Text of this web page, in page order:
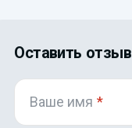
Оставить отзыв
Ваше имя *